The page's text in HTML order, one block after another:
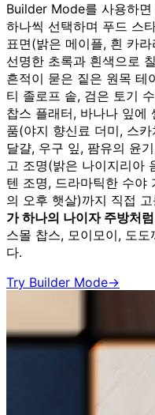
Builder Mode를 사용하
하나씩 선택하며 푸드 스
표면(밝은 메이플, 흰 카
선명한 초록과 흰색으로
흔적이 묻은 짙은 원목 테
티 졸로프 솥, 검은 토기
찹스 플래터, 바나나 잎에
품(야지 향신료 더미, 스
달걀, 우구 잎, 팜유의 윤
고 조명(밝은 나이지리아
텐 조명, 드라마틱한 수야
의 오후 햇살)까지 직접
가 하나의 나이자 주방처
스몰 찹스, 모이모이, 도
다.
Try Builder Mode→